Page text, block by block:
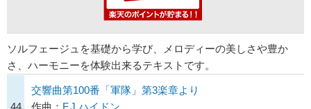
ソルフェージュを基礎から学び、メロディーの美しさや豊か
さ、ハーモニーを体験出来るテキストです。
44
交響曲第100番「軍隊」第3楽章より
作曲： F.J.ハイドン